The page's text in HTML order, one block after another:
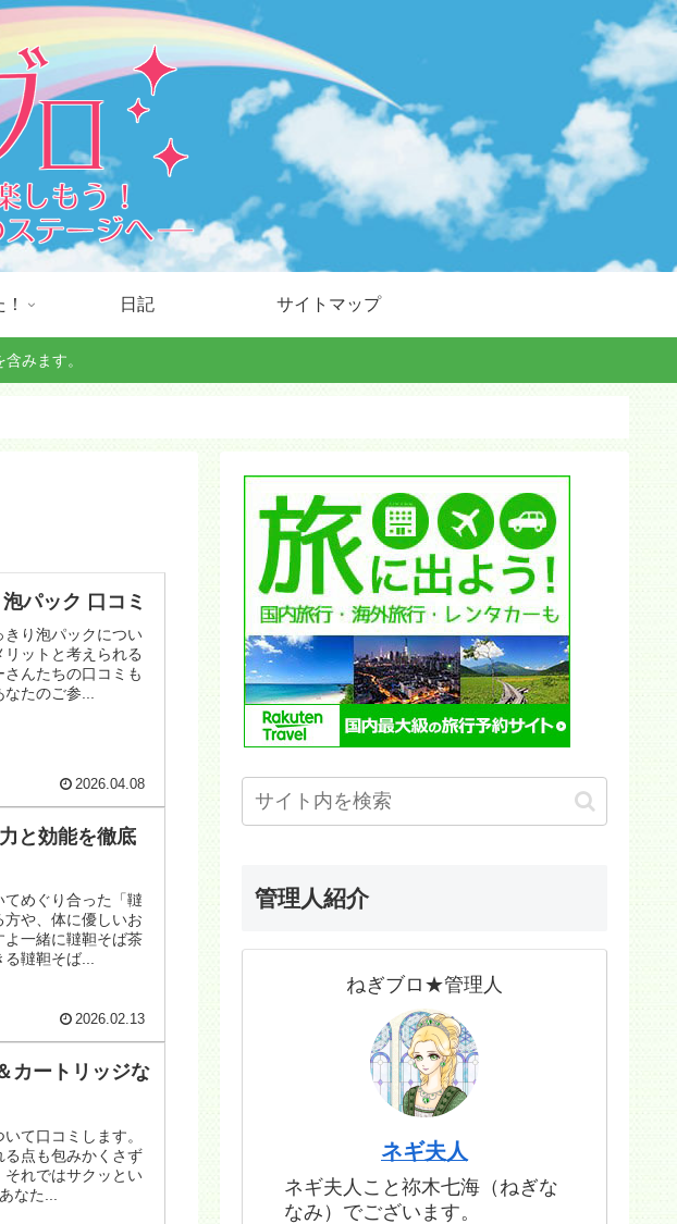
日記 サイトマップ
みます。
パック 口コミ
り泡パックについ
ットと考えられる
んたちの口コミも
なたのご参...
2026.04.08
と効能を徹底
めぐり合った「韃
や、体に優しいお
一緒に韃靼そば茶
韃靼そば...
2026.02.13
カートリッジな
て口コミします。
る点も包みかくさず
れではサクッとい
なた...
管理人紹介
ねぎブロ★管理人
ネギ夫人
ネギ夫人こと祢木七海（ねぎな
なみ）でございます。